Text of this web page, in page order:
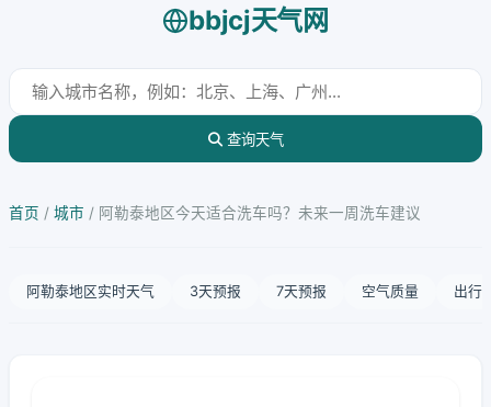
bbjcj天气网
查询天气
首页 / 城市 / 阿勒泰地区今天适合洗车吗？未来一周洗车建议
阿勒泰地区实时天气 3天预报 7天预报 空气质量 出行